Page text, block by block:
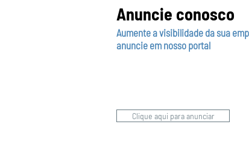
Anuncie conosco
Aumente a visibilidade da sua
anuncie em nosso portal
Clique aqui para anunciar